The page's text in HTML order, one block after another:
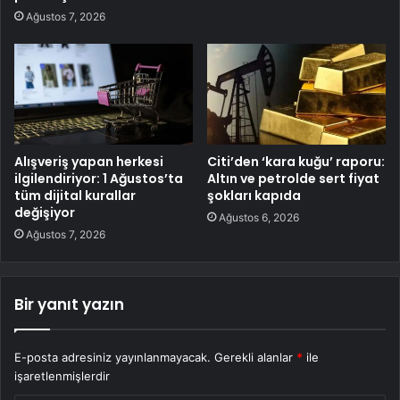
Ağustos 7, 2026
Alışveriş yapan herkesi
ilgilendiriyor: 1 Ağustos’ta
tüm dijital kurallar
değişiyor
Ağustos 7, 2026
Citi’den ‘kara kuğu’ raporu:
Altın ve petrolde sert fiyat
şokları kapıda
Ağustos 6, 2026
Bir yanıt yazın
E-posta adresiniz yayınlanmayacak. Gerekli alanlar * ile
işaretlenmişlerdir